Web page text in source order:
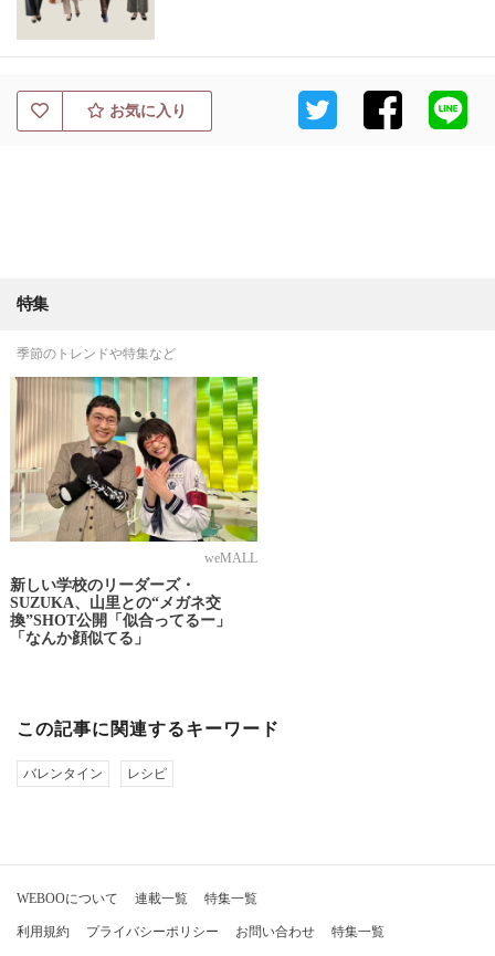
お気に入り
特集
季節のトレンドや特集など
weMALL
新しい学校のリーダーズ・
SUZUKA、山里との“メガネ交
換”SHOT公開「似合ってるー」
「なんか顔似てる」
この記事に関連するキーワード
バレンタイン レシピ
WEBOOについて 連載一覧 特集一覧
利用規約 プライバシーポリシー お問い合わせ 特集一覧